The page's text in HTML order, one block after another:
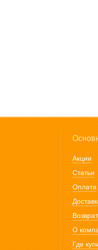
Акции
Статьи
Оплата
Возврат
О
Где